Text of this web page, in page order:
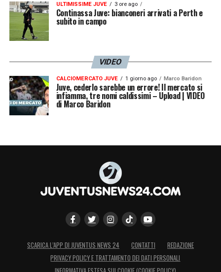
ULTIMISSIME JUVE 3 ore ago
Continassa Juve: bianconeri arrivati a Perth e
subito in campo
VIDEO
CALCIOMERCATO JUVE 1 giorno ago Marco Baridon
Juve, cederlo sarebbe un errore! Il mercato si
infiamma, tre nomi caldissimi – Upload | VIDEO
di Marco Baridon
SCARICA L’APP DI JUVENTUS NEWS 24 CONTATTI
REDAZIONE
PRIVACY POLICY E TRATTAMENTO DEI DATI PERSONALI